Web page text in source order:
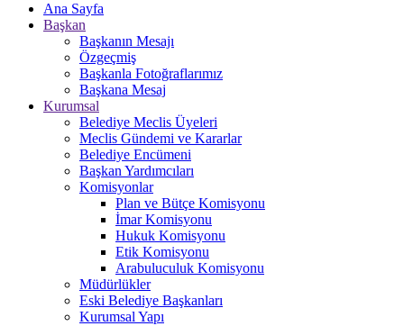
Ana Sayfa
Başkan
Başkanın Mesajı
Özgeçmiş
Başkanla Fotoğraflarımız
Başkana Mesaj
Kurumsal
Belediye Meclis Üyeleri
Meclis Gündemi ve Kararlar
Belediye Encümeni
Başkan Yardımcıları
Komisyonlar
Plan ve Bütçe Komisyonu
İmar Komisyonu
Hukuk Komisyonu
Etik Komisyonu
Arabuluculuk Komisyonu
Müdürlükler
Eski Belediye Başkanları
Kurumsal Yapı